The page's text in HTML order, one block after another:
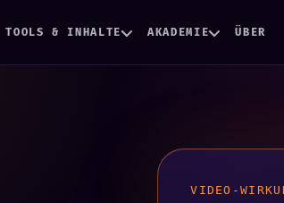
TOOLS & INHALTE AKADEMIE ÜBER
VIDEO-